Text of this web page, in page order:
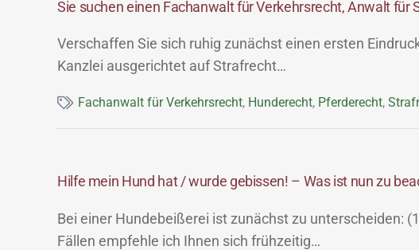
Sie suchen einen Fachanwalt für Verkehrsrecht, Anwalt für
Verschaffen Sie sich ruhig zunächst einen ersten
Kanzlei ausgerichtet auf Strafrecht…
Fachanwalt für Verkehrsrecht, Hunderecht, Pferderecht,
Hilfe mein Hund hat / wurde gebissen! – Was ist nun zu
Bei einer Hundebeißerei ist zunächst zu unterscheiden:
Fällen empfehle ich Ihnen sich frühzeitig…